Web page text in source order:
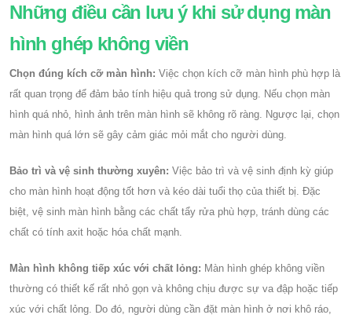
Những điều cần lưu ý khi sử dụng màn
hình ghép không viền
Chọn đúng kích cỡ màn hình: Việc chọn kích cỡ màn hình phù hợp là
rất quan trọng để đảm bảo tính hiệu quả trong sử dụng. Nếu chọn màn
hình quá nhỏ, hình ảnh trên màn hình sẽ không rõ ràng. Ngược lại, chọn
màn hình quá lớn sẽ gây cảm giác mỏi mắt cho người dùng.
Bảo trì và vệ sinh thường xuyên: Việc bảo trì và vệ sinh định kỳ giúp
cho màn hình hoạt động tốt hơn và kéo dài tuổi thọ của thiết bị. Đặc
biệt, vệ sinh màn hình bằng các chất tẩy rửa phù hợp, tránh dùng các
chất có tính axit hoặc hóa chất mạnh.
Màn hình không tiếp xúc với chất lỏng: Màn hình ghép không viền
thường có thiết kế rất nhỏ gọn và không chịu được sự va đập hoặc tiếp
xúc với chất lỏng. Do đó, người dùng cần đặt màn hình ở nơi khô ráo,